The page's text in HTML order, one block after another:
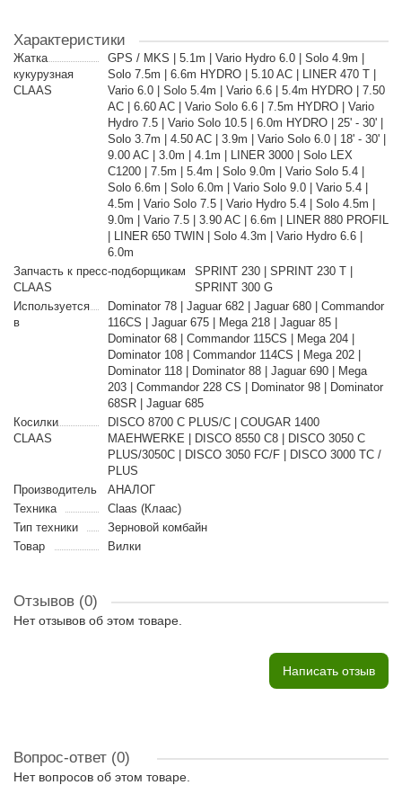
Характеристики
Жатка
кукурузная
CLAAS
GPS / MKS | 5.1m | Vario Hydro 6.0 | Solo 4.9m |
Solo 7.5m | 6.6m HYDRO | 5.10 AC | LINER 470 T |
Vario 6.0 | Solo 5.4m | Vario 6.6 | 5.4m HYDRO | 7.50
AC | 6.60 AC | Vario Solo 6.6 | 7.5m HYDRO | Vario
Hydro 7.5 | Vario Solo 10.5 | 6.0m HYDRO | 25' - 30' |
Solo 3.7m | 4.50 AC | 3.9m | Vario Solo 6.0 | 18' - 30' |
9.00 AC | 3.0m | 4.1m | LINER 3000 | Solo LEX
C1200 | 7.5m | 5.4m | Solo 9.0m | Vario Solo 5.4 |
Solo 6.6m | Solo 6.0m | Vario Solo 9.0 | Vario 5.4 |
4.5m | Vario Solo 7.5 | Vario Hydro 5.4 | Solo 4.5m |
9.0m | Vario 7.5 | 3.90 AC | 6.6m | LINER 880 PROFIL
| LINER 650 TWIN | Solo 4.3m | Vario Hydro 6.6 |
6.0m
Запчасть к пресс-подборщикам
CLAAS
SPRINT 230 | SPRINT 230 T |
SPRINT 300 G
Используется
в
Dominator 78 | Jaguar 682 | Jaguar 680 | Commandor
116CS | Jaguar 675 | Mega 218 | Jaguar 85 |
Dominator 68 | Commandor 115CS | Mega 204 |
Dominator 108 | Commandor 114CS | Mega 202 |
Dominator 118 | Dominator 88 | Jaguar 690 | Mega
203 | Commandor 228 CS | Dominator 98 | Dominator
68SR | Jaguar 685
Косилки
CLAAS
DISCO 8700 C PLUS/C | COUGAR 1400
MAEHWERKE | DISCO 8550 C8 | DISCO 3050 C
PLUS/3050C | DISCO 3050 FC/F | DISCO 3000 TC /
PLUS
Производитель
АНАЛОГ
Техника
Claas (Клаас)
Тип техники
Зерновой комбайн
Товар
Вилки
Отзывов (0)
Нет отзывов об этом товаре.
Написать отзыв
Вопрос-ответ (0)
Нет вопросов об этом товаре.